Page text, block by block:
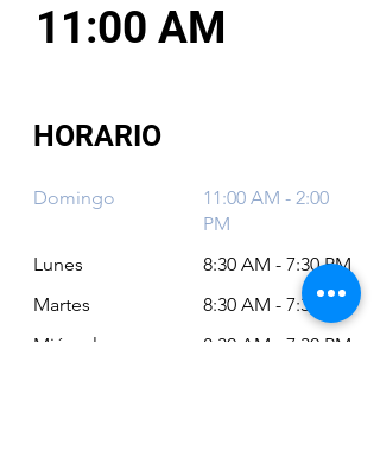
11:00 AM
HORARIO
Domingo
11:00 AM - 2:00
PM
Lunes
8:30 AM - 7:30 PM
Martes
8:30 AM - 7:30 PM
Miércoles 8:30 AM - 7:30 PM